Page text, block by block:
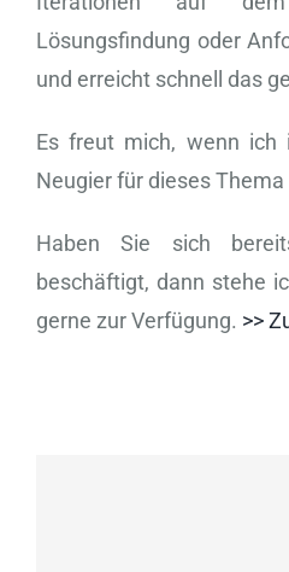
Lösungsfindung oder
und erreicht schnell das
Es freut mich, wenn ich
Neugier für dieses
Haben Sie sich
beschäftigt, dann stehe
gerne zur Verfügung. >>